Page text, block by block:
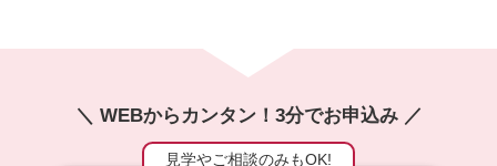
＼ WEBからカンタン！3分でお申込み ／
見学やご相談のみもOK!